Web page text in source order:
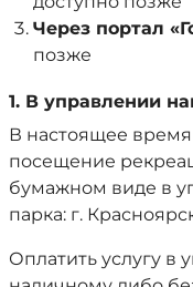
Через портал
позже
1. В управлении
В настоящее
посещение
бумажном виде в
парка: г.
Оплатить услугу